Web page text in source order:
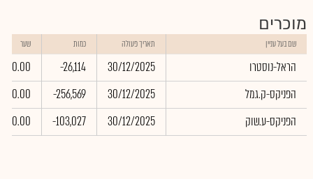
מוכרים
שם בעל עניין תאריך פעולה כמות שער
הראל-נוסטרו 30/12/2025
-26,114
0.00
הפניקס-ק.גמל
30/12/2025
-256,569
0.00
הפניקס-ע.שוק
30/12/2025
-103,027
0.00